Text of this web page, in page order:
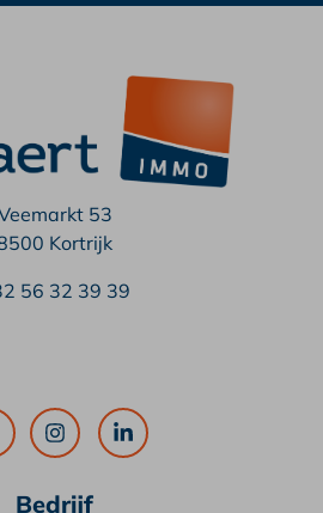
53
Kortrijk
56 32 39 39
Bedrijf